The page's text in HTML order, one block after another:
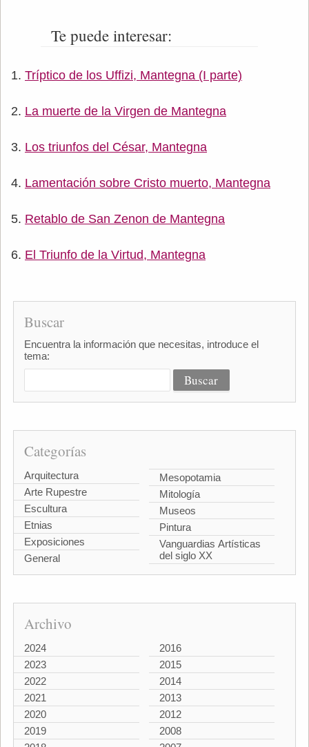
Te puede interesar:
Tríptico de los Uffizi, Mantegna (I parte)
La muerte de la Virgen de Mantegna
Los triunfos del César, Mantegna
Lamentación sobre Cristo muerto, Mantegna
Retablo de San Zenon de Mantegna
El Triunfo de la Virtud, Mantegna
Buscar
Encuentra la información que necesitas, introduce el
tema:
Categorías
Arquitectura
Arte Rupestre
Escultura
Etnias
Exposiciones
General
Mesopotamia
Mitología
Museos
Pintura
Vanguardias Artísticas
del siglo XX
Archivo
2024
2023
2022
2021
2020
2019
2016
2015
2014
2013
2012
2008